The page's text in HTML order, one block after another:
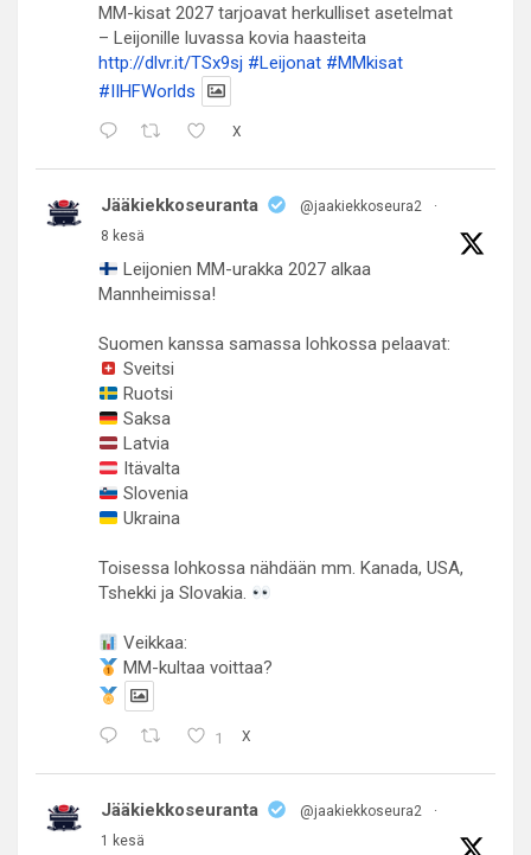
MM-kisat 2027 tarjoavat herkulliset asetelmat
– Leijonille luvassa kovia haasteita
http://dlvr.it/TSx9sj #Leijonat #MMkisat
#IIHFWorlds
X
Jääkiekkoseuranta @jaakiekkoseura2
·
8 kesä
Leijonien MM-urakka 2027 alkaa
Mannheimissa!
Suomen kanssa samassa lohkossa pelaavat:
Sveitsi
Ruotsi
Saksa
Latvia
Itävalta
Slovenia
Ukraina
Toisessa lohkossa nähdään mm. Kanada, USA,
Tshekki ja Slovakia.
Veikkaa:
MM-kultaa voittaa?
1 X
Jääkiekkoseuranta @jaakiekkoseura2
·
1 kesä